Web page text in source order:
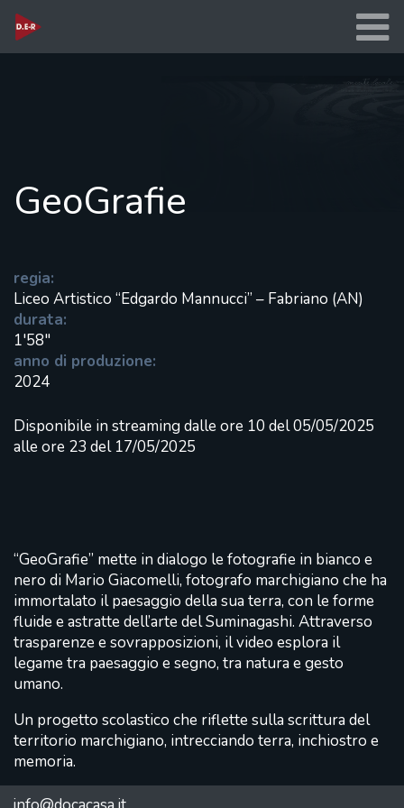
GeoGrafie
regia:
Liceo Artistico “Edgardo Mannucci” – Fabriano (AN)
durata:
1'58"
anno di produzione:
2024
Disponibile in streaming dalle ore 10 del 05/05/2025
alle ore 23 del 17/05/2025
“GeoGrafie” mette in dialogo le fotografie in bianco e
nero di Mario Giacomelli, fotografo marchigiano che ha
immortalato il paesaggio della sua terra, con le forme
fluide e astratte dell’arte del Suminagashi. Attraverso
trasparenze e sovrapposizioni, il video esplora il
legame tra paesaggio e segno, tra natura e gesto
umano.
Un progetto scolastico che riflette sulla scrittura del
territorio marchigiano, intrecciando terra, inchiostro e
memoria.